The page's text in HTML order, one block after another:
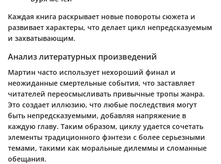
Каждая книга раскрывает новые повороты сюжета и
развивает характеры, что делает цикл непредсказуемым
и захватывающим.
Анализ литературных произведений
Мартин часто использует нехороший финал и
неожиданные смертельные события, что заставляет
читателей переосмысливать привычные тропы жанра.
Это создает иллюзию, что любые последствия могут
быть непредсказуемыми, добавляя напряжение в
каждую главу. Таким образом, циклу удается сочетать
элементы традиционного фэнтези с более серьезными
темами, такими как моральные дилеммы и сломанные
обещания.